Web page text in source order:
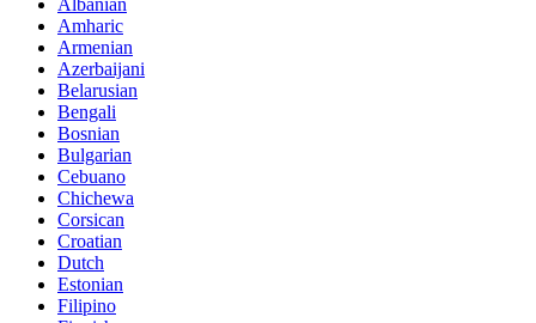
Albanian
Amharic
Armenian
Azerbaijani
Belarusian
Bengali
Bosnian
Bulgarian
Cebuano
Chichewa
Corsican
Croatian
Dutch
Estonian
Filipino